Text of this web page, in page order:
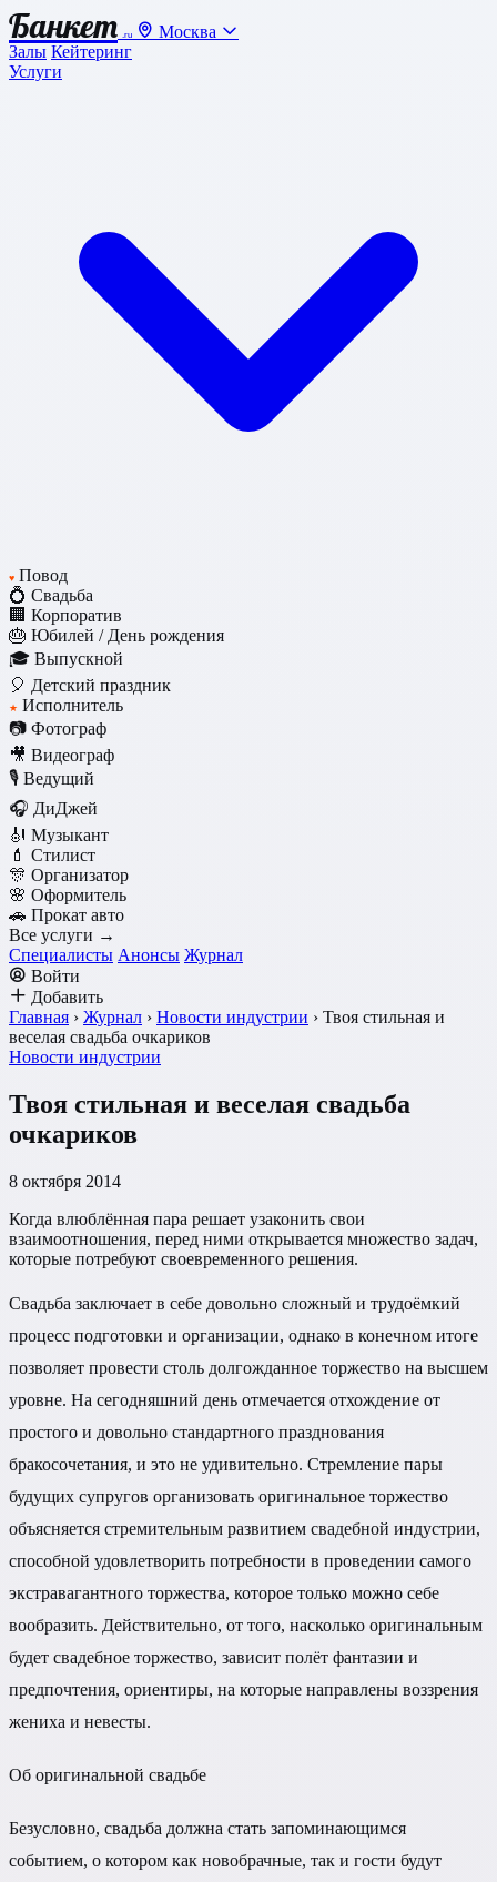
Банкет .ru
Москва
Залы Кейтеринг
Услуги
♥ Повод
💍 Свадьба
🏢 Корпоратив
🎂 Юбилей / День рождения
🎓 Выпускной
🎈 Детский праздник
★ Исполнитель
📷 Фотограф
🎥 Видеограф
🎙️ Ведущий
🎧 ДиДжей
🎻 Музыкант
💄 Стилист
🎊 Организатор
🌸 Оформитель
🚗 Прокат авто
Все услуги →
Специалисты Анонсы Журнал
Войти
Добавить
Главная › Журнал › Новости индустрии › Твоя стильная и
веселая свадьба очкариков
Новости индустрии
Твоя стильная и веселая свадьба
очкариков
8 октября 2014
Когда влюблённая пара решает узаконить свои
взаимоотношения, перед ними открывается множество задач,
которые потребуют своевременного решения.
Свадьба заключает в себе довольно сложный и трудоёмкий
процесс подготовки и организации, однако в конечном итоге
позволяет провести столь долгожданное торжество на высшем
уровне. На сегодняшний день отмечается отхождение от
простого и довольно стандартного празднования
бракосочетания, и это не удивительно. Стремление пары
будущих супругов организовать оригинальное торжество
объясняется стремительным развитием свадебной индустрии,
способной удовлетворить потребности в проведении самого
экстравагантного торжества, которое только можно себе
вообразить. Действительно, от того, насколько оригинальным
будет свадебное торжество, зависит полёт фантазии и
предпочтения, ориентиры, на которые направлены воззрения
жениха и невесты.
Об оригинальной свадьбе
Безусловно, свадьба должна стать запоминающимся
событием, о котором как новобрачные, так и гости будут